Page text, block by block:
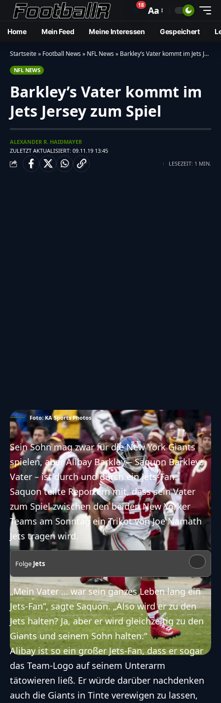
🔔18 Aa
Home Mein Feed Meine Interessen Gespeichert
Startseite» Football News» NFL News» Barkley’s Vater kommt im Jets Jersey zum Spiel
NFL NEWS
Barkley’s Vater kommt im
Jets Jersey zum Spiel
ZULETZT AKTUALISIERT: 09.11.19 13:45
ALEXANDER R. HAIDMAYER
LESEZEIT: 1 MIN.
Foto: KA Sports Photos
Sein Sohn mag zwar für die New York Giants
spielen, aber Alibay Barkley – Saquon Barkleys
Vater – ist durch und durch ein Jets-Fan.
Saquon teilte Reportern mit, dass sein Vater
zum Spiel zwischen den beiden New Yorker
Teams am Sonntag ein Trikot von Joe Namath
Jets tragen wird.
Folge Jets
„Mein Vater … war sein ganzes Leben lang ein
Jets-Fan“, sagte Saquon. „Also wird er zu den
Jets halten? Ja, aber er wird gleichzeitig zu den
Giants und seinem Sohn halten.“
Alibay ist so ein großer Jets-Fan, dass er sogar
das Team-Logo auf seinem Unterarm
tätowieren ließ. Er würde darüber nachdenken
auch die Giants in Tinte verewigen zu lassen,